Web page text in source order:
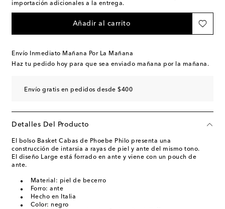
importación adicionales a la entrega.
Añadir al carrito
Envío Inmediato Mañana Por La Mañana
Haz tu pedido hoy para que sea enviado mañana por la mañana.
Envío gratis en pedidos desde $400
Detalles Del Producto
El bolso Basket Cabas de Phoebe Philo presenta una
construcción de intarsia a rayas de piel y ante del mismo tono.
El diseño Large está forrado en ante y viene con un pouch de
ante.
Material: piel de becerro
Forro: ante
Hecho en Italia
Color: negro